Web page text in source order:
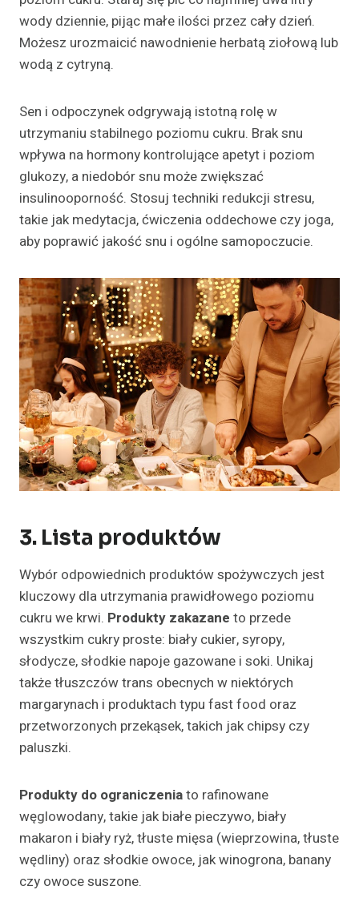
wody dziennie, pijąc małe ilości przez cały dzień.
Możesz urozmaicić nawodnienie herbatą ziołową lub
wodą z cytryną.
Sen i odpoczynek odgrywają istotną rolę w
utrzymaniu stabilnego poziomu cukru. Brak snu
wpływa na hormony kontrolujące apetyt i poziom
glukozy, a niedobór snu może zwiększać
insulinooporność. Stosuj techniki redukcji stresu,
takie jak medytacja, ćwiczenia oddechowe czy joga,
aby poprawić jakość snu i ogólne samopoczucie.
3. Lista produktów
Wybór odpowiednich produktów spożywczych jest
kluczowy dla utrzymania prawidłowego poziomu
cukru we krwi. Produkty zakazane to przede
wszystkim cukry proste: biały cukier, syropy,
słodycze, słodkie napoje gazowane i soki. Unikaj
także tłuszczów trans obecnych w niektórych
margarynach i produktach typu fast food oraz
przetworzonych przekąsek, takich jak chipsy czy
paluszki.
Produkty do ograniczeniato rafinowane
węglowodany, takie jak białe pieczywo, biały
makaron i biały ryż, tłuste mięsa (wieprzowina, tłuste
wędliny) oraz słodkie owoce, jak winogrona, banany
czy owoce suszone.